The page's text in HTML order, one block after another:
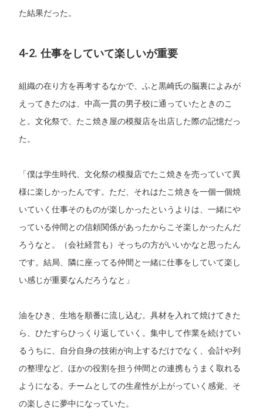
た結果だった。
4-2. 仕事をしていて楽しいが重要
組織の在り方を再考するなかで、ふと黒崎氏の脳裏によみが
えってきたのは、中高一貫の男子校に通っていたときのこ
と。文化祭で、たこ焼き屋の模擬店を出店した際の記憶だっ
た。
「僕は学生時代、文化祭の模擬店でたこ焼きを売っていて異
様に楽しかったんです。ただ、それはたこ焼きを一個一個焼
いていく仕事そのものが楽しかったというよりは、一緒にや
っている仲間との信頼関係があったからこそ楽しかったんだ
ろうなと。（会社経営も）そっちの方がいいかなと思ったん
です。結局、隣に座ってる仲間と一緒に仕事をしていて楽し
い感じが重要なんだろうなと」
油をひき、生地を順番に流し込む。具材を入れて焼けてきた
ら、ひたすらひっくり返していく。集中して作業を続けてい
るうちに、自分自身の技術が向上するだけでなく、会計や列
の整理など、ほかの役割を担う仲間との連携もうまく取れる
ようになる。チームとしての生産性が上がっていく感覚、そ
の楽しさに夢中になっていた。